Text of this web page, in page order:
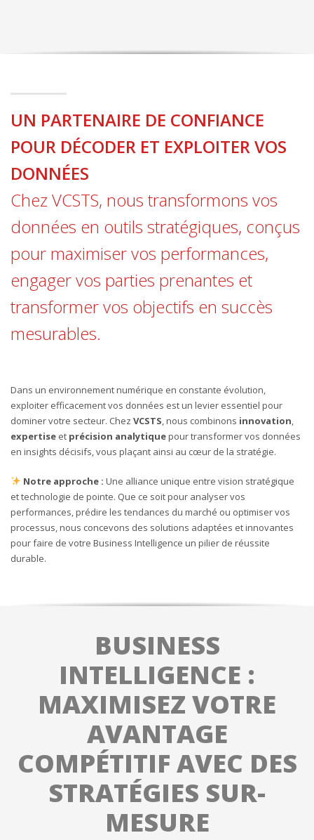
UN PARTENAIRE DE CONFIANCE
POUR DÉCODER ET EXPLOITER VOS
DONNÉES
Chez VCSTS, nous transformons vos
données en outils stratégiques, conçus
pour maximiser vos performances,
engager vos parties prenantes et
transformer vos objectifs en succès
mesurables.
Dans un environnement numérique en constante évolution,
exploiter efficacement vos données est un levier essentiel pour
dominer votre secteur. Chez VCSTS, nous combinons innovation,
expertise et précision analytiquepour transformer vos données
en insights décisifs, vous plaçant ainsi au cœur de la stratégie.
Notre approche : Une alliance unique entre vision stratégique
et technologie de pointe. Que ce soit pour analyser vos
performances, prédire les tendances du marché ou optimiser vos
processus, nous concevons des solutions adaptées et innovantes
pour faire de votre Business Intelligence un pilier de réussite
durable.
BUSINESS
INTELLIGENCE :
MAXIMISEZ VOTRE
AVANTAGE
COMPÉTITIF AVEC DES
STRATÉGIES SUR-
MESURE